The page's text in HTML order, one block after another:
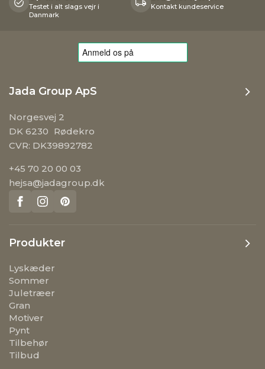
Testet i alt slags vejr i
Danmark
Kontakt kundeservice
Jada Group ApS
Norgesvej 2
DK 6230 Rødekro
CVR: DK39892782
+45 70 20 00 03
hejsa@jadagroup.dk
Produkter
Lyskæder
Sommer
Juletræer
Gran
Motiver
Pynt
Tilbehør
Tilbud